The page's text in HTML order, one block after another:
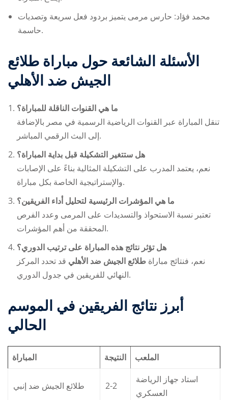
محمد فؤاد: حارس مرمى يتميز بردود فعل سريعة وتصديات
حاسمة.
الأسئلة الشائعة حول مباراة طلائع
الجيش ضد الأهلي
ما هي القنوات الناقلة للمباراة؟
تنقل المباراة عبر القنوات الرياضية الرسمية في مصر بالإضافة
إلى البث الرقمي المباشر.
هل ستتغير التشكيلة قبل بداية المباراة؟
نعم، يعتمد المدرب على التشكيلة المثالية بناءً على الإصابات
والإستراتيجية الخاصة بكل مباراة.
ما هي المؤشرات الرئيسية لتحليل أداء الفريقين؟
تعتبر نسبة الاستحواذ والتسديدات على المرمى وعدد الفرص
المحققة من أهم المؤشرات.
هل تؤثر نتائج هذه المباراة على ترتيب الدوري؟
نعم، فنتائج مباراة طلائع الجيش ضد الأهلي قد تحدد المركز
النهائي للفريقين في جدول الدوري.
أبرز نتائج الفريقين في الموسم
الحالي
المباراة النتيجة الملعب
طلائع الجيش ضد إنبي 2-2
استاد جهاز الرياضة
العسكري